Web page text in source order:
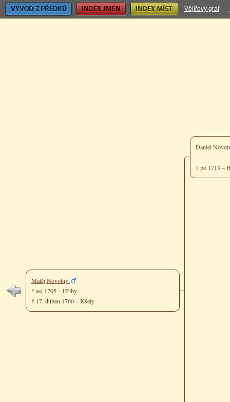
Vývod z předků Index jmen Index míst Vějířový graf
Matěj Novotný
* asi 1705 – Hřiby
† 17. duben 1760 – Kšely
Daniel
† po 1713 –